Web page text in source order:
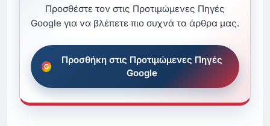
Προσθέστε τον στις Προτιμώμενες Πηγές
Google για να βλέπετε πιο συχνά τα άρθρα μας.
Προσθήκη στις Προτιμώμενες Πηγές
Google